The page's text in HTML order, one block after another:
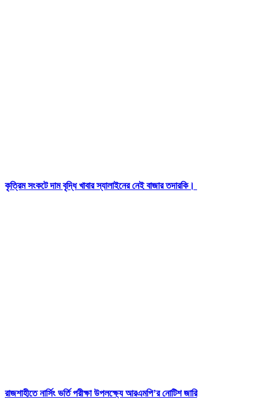
কৃত্রিম সংকটে দাম বৃদ্ধি খাবার স্যালাইনের নেই বাজার তদারকি।
রাজশাহীতে নার্সিং ভর্তি পরীক্ষা উপলক্ষ্যে আরএমপি’র নোটিশ জারি